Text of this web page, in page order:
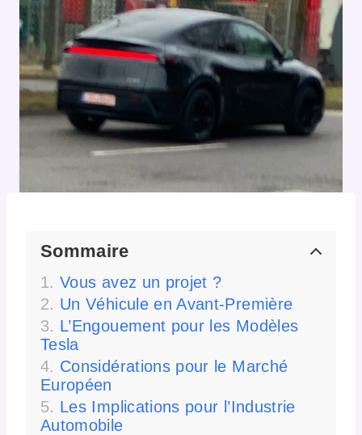
Sommaire
Vous avez un projet ?
Un Véhicule en Avant-Première
L’Engouement pour les Modèles
Tesla
Considérations pour le Marché
Européen
Les Implications pour l’Industrie
Automobile